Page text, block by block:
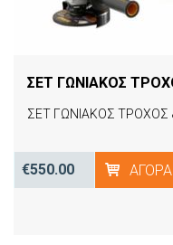
€550.00 ΑΓΟΡΆ